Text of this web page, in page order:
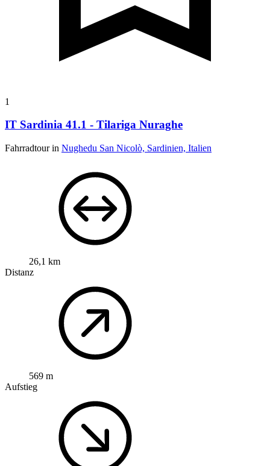
1
IT Sardinia 41.1 - Tilariga Nuraghe
Fahrradtour in Nughedu San Nicolò, Sardinien, Italien
26,1 km
Distanz
569 m
Aufstieg